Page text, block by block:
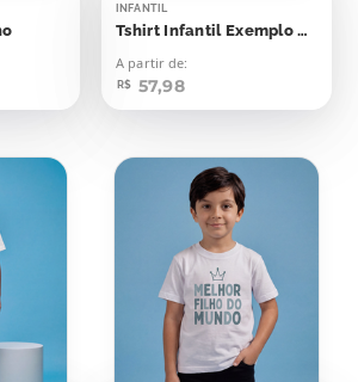
INFANTIL
Tshirt Infantil Exemplo & Parceiro & Amigo & Filho
A partir de:
R$ 57,98